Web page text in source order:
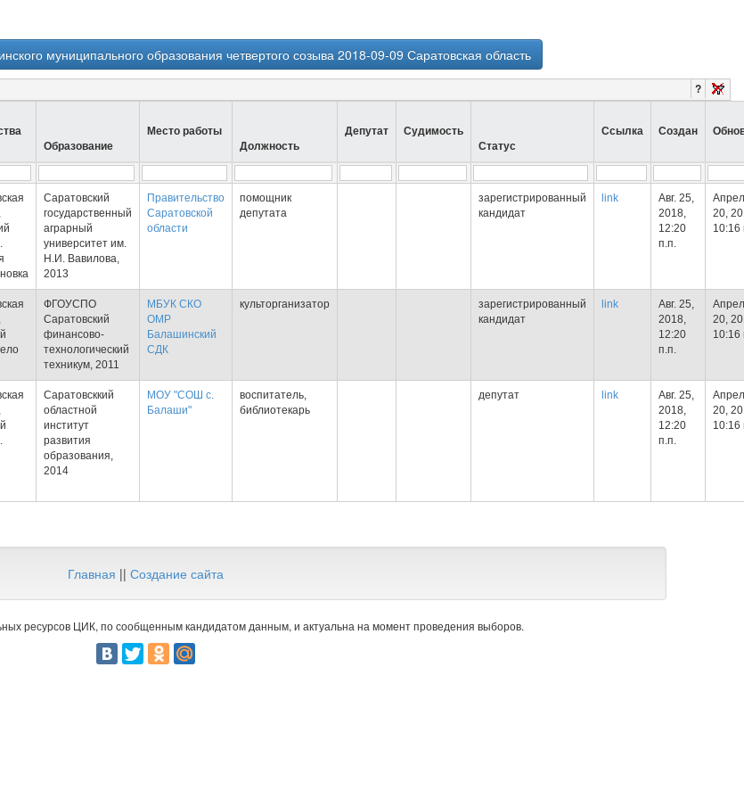
муниципального образования четвертого созыва 2018-09-09 Саратовская область
?
Образование
Место работы
Должность
Депутат
Судимость
Статус
Ссылка Создан
Саратовский
государственный
аграрный
университет им.
Н.И. Вавилова,
2013
Правительство
Саратовской
области
помощник
депутата
зарегистрированный
кандидат
link
Авг. 25,
2018,
12:20
п.п.
20,
10:16
ФГОУСПО
Саратовский
финансово-
технологический
техникум, 2011
МБУК СКО
ОМР
Балашинский
СДК
культорганизатор
зарегистрированный
кандидат
link
Авг. 25,
2018,
12:20
п.п.
20,
10:16
Саратовсккий
областной
институт
развития
образования,
2014
МОУ "СОШ с.
Балаши"
воспитатель,
библиотекарь
депутат link
Авг. 25,
2018,
12:20
п.п.
20,
10:16
Главная || Создание сайта
ресурсов ЦИК, по сообщенным кандидатом данным, и актуальна на момент проведения выборов.